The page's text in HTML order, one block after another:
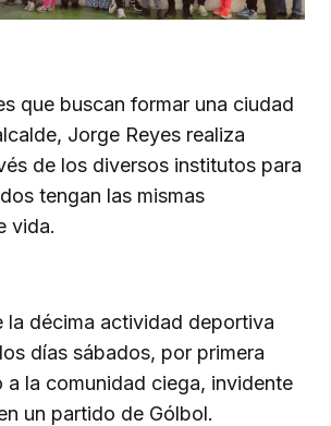
que buscan formar una ciudad
Jorge Reyes realiza
de los diversos institutos para
tengan las mismas
vida.
la décima actividad deportiva
días sábados, por primera
a la comunidad ciega, invidente
un partido de Gólbol.